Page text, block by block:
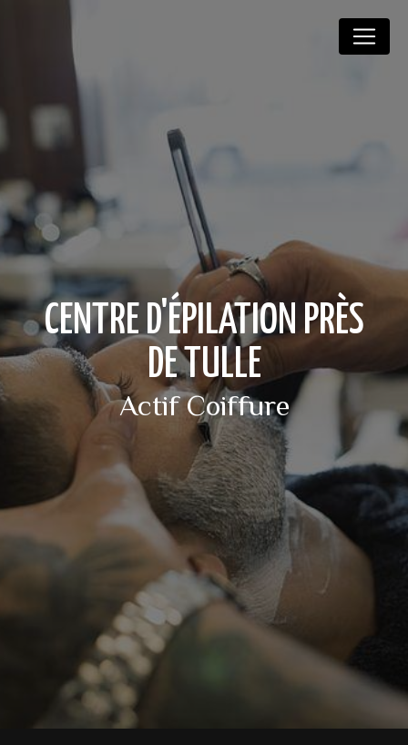
CENTRE D'ÉPILATION PRÈS
DE TULLE
Actif Coiffure